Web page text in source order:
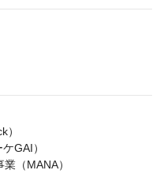
）
GAI）
（MANA）